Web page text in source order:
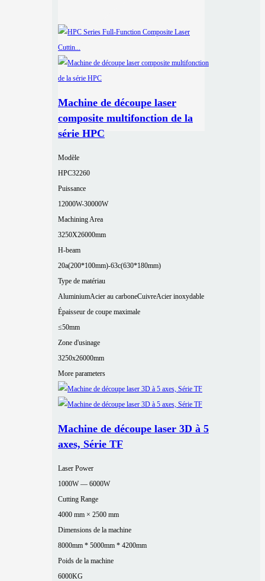
Machine de découpe laser
composite multifonction de la
série HPC
Modèle
HPC32260
Puissance
12000W-30000W
Machining Area
3250X26000mm
H-beam
20a(200*100mm)-63c(630*180mm)
Type de matériau
AluminiumAcier au carboneCuivreAcier inoxydable
Épaisseur de coupe maximale
≤50mm
Zone d'usinage
3250x26000mm
More parameters
Machine de découpe laser 3D à 5
axes, Série TF
Laser Power
1000W — 6000W
Cutting Range
4000 mm × 2500 mm
Dimensions de la machine
8000mm * 5000mm * 4200mm
Poids de la machine
6000KG